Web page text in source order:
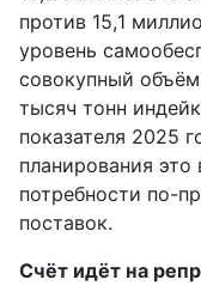
против 15,1
уровень
совокупный
тысяч тонн
показателя 2025
планирования
потребности по-
поставок.
Счёт идёт на